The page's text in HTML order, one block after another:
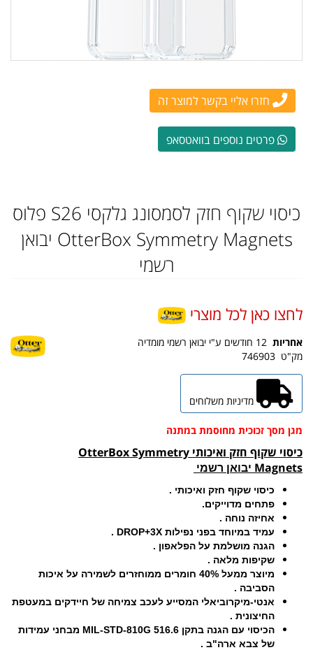
חזרו אליי בקשר למוצר זה
פרטים נוספים בוואטסאפ
כיסוי שקוף חזק לסמסונג גלקסי S26 פלוס
OtterBox Symmetry Magnets יבואן
רשמי
לחצו כאן לכל מוצרי
אחריות
מק"ט 746903
מגן מסך זכוכית מחוסמת במתנה
כיסוי שקוף חזק ואיכותי OtterBox Symmetry
Magnets יבואן רשמי
כיסוי שקוף חזק ואיכותי .
פתחים מדוייקים.
אחיזה נוחה .
עמיד במיוחד בפני נפילות DROP+3X .
הגנה מושלמת על הפלאפון .
שקיפות מלאה .
מיוצר ממעל 40% חומרים ממוחזרים לשמירה על איכות
הסביבה .
אנטי-מיקרוביאלי המסייע לעכב צמיחה של חיידקים במעטפת
החיצונית .
הכיסוי עם הגנה בתקן MIL-STD-810G 516.6 מבחני עמידות
של צבא ארה"ב .